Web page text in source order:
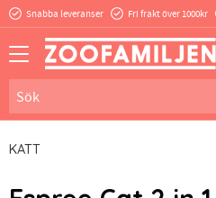
Snabba leveranser Fri frakt över 1000kr
KATT